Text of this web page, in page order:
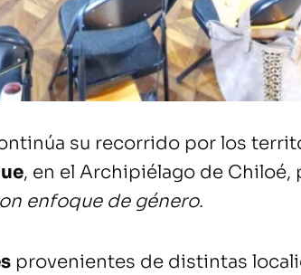
su recorrido por los
, en el Archipiélago de Chiloé,
enfoque de género.
provenientes de distintas